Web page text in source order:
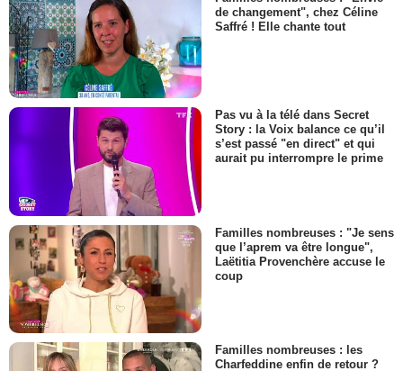
de changement", chez Céline
Saffré ! Elle chante tout
Pas vu à la télé dans Secret
Story : la Voix balance ce qu’il
s’est passé "en direct" et qui
aurait pu interrompre le prime
Familles nombreuses : "Je sens
que l’aprem va être longue",
Laëtitia Provenchère accuse le
coup
Familles nombreuses : les
Charfeddine enfin de retour ?